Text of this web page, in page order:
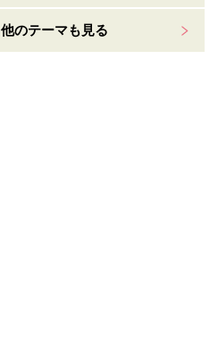
他のテーマも見る